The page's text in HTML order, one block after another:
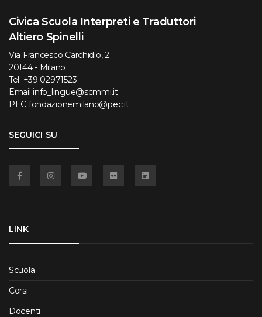
Civica Scuola Interpreti e Traduttori
Altiero Spinelli
Via Francesco Carchidio, 2
20144 - Milano
Tel. +39 02971523
Email info_lingue@scmmi.it
PEC fondazionemilano@pec.it
SEGUICI SU
LINK
Scuola
Corsi
Docenti